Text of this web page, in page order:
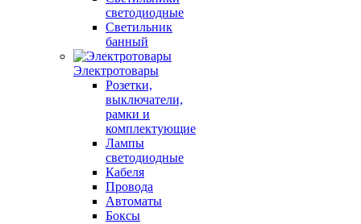
светодиодные
Светильник
банный
Электротовары
Розетки,
выключатели,
рамки и
комплектующие
Лампы
светодиодные
Кабеля
Провода
Автоматы
Боксы